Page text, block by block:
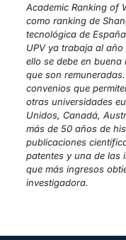
Academic Ranking of
como ranking de
tecnológica de
UPV ya trabaja al
ello se debe en
que son
convenios que
otras universidades
Unidos, Canadá,
más de 50 años de
publicaciones
patentes y una de las
que más ingresos
investigadora.